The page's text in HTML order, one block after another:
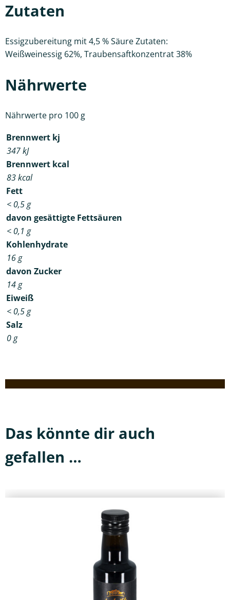
Zutaten
Essigzubereitung mit 4,5 % Säure Zutaten:
Weißweinessig 62%, Traubensaftkonzentrat 38%
Nährwerte
Nährwerte pro 100 g
Brennwert kj
347kJ
Brennwert kcal
83kcal
Fett
< 0,5g
davon gesättigte Fettsäuren
< 0,1 g
Kohlenhydrate
16g
davon Zucker
14g
Eiweiß
< 0,5g
Salz
0g
Das könnte dir auch
gefallen …